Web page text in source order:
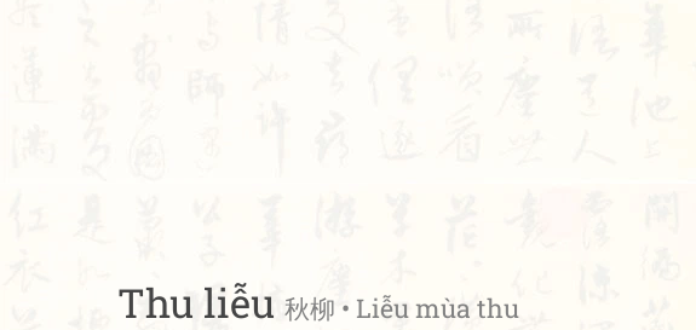
Thu liễu 秋柳 • Liễu mùa thu